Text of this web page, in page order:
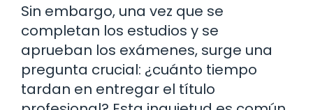
Sin embargo, una vez que se
completan los estudios y se
aprueban los exámenes, surge una
pregunta crucial: ¿cuánto tiempo
tardan en entregar el título